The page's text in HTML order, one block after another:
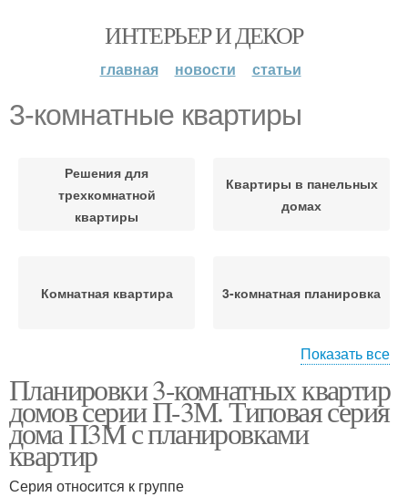
ИНТЕРЬЕР И ДЕКОР
главная новости статьи
3-комнатные квартиры
Решения для
трехкомнатной
квартиры
Квартиры в панельных
домах
Комнатная квартира 3-комнатная планировка
3-комнатная квартира
коридором
Квартиры в панельном
Показать все
Планировки 3-комнатных квартир
домов серии П-3М. Типовая серия
дома П3М с планировками
квартир
Серия отноcится к группе